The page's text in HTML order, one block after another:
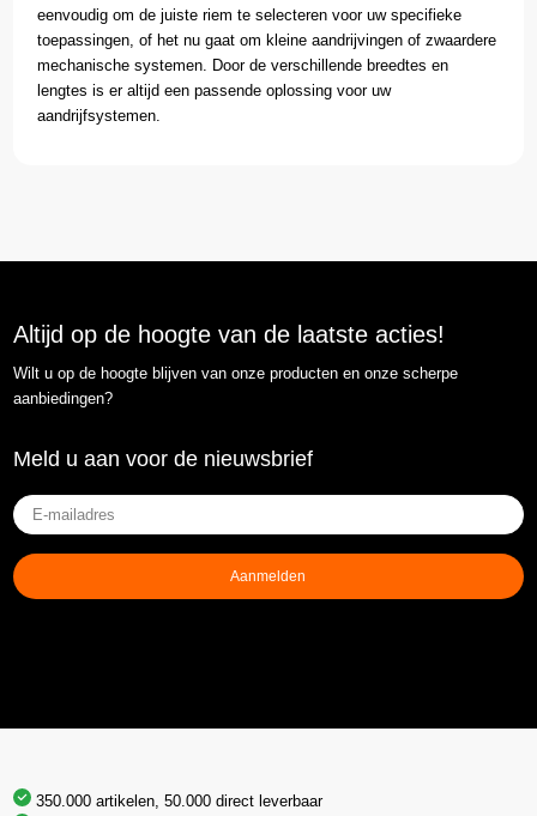
eenvoudig om de juiste riem te selecteren voor uw specifieke
toepassingen, of het nu gaat om kleine aandrijvingen of zwaardere
mechanische systemen. Door de verschillende breedtes en
lengtes is er altijd een passende oplossing voor uw
aandrijfsystemen.
Altijd op de hoogte van de laatste acties!
Wilt u op de hoogte blijven van onze producten en onze scherpe
aanbiedingen?
Meld u aan voor de nieuwsbrief
E-
mailadres(Vereist)
Aanmelden
350.000 artikelen, 50.000 direct leverbaar